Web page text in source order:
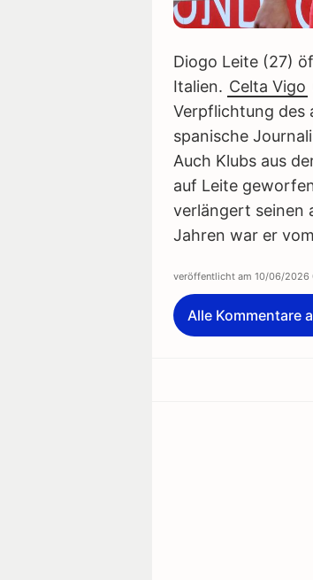
Diogo Leite (27)
Italien. Celta Vigo
Verpflichtung des
spanische
Auch Klubs aus
auf Leite
verlängert seinen
Jahren war er
veröffentlicht am 10/06/2026
Alle Kommentare